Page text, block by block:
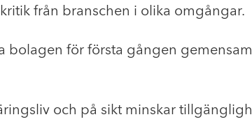
från branschen i olika omgångar.
bolagen för första gången
och på sikt minskar